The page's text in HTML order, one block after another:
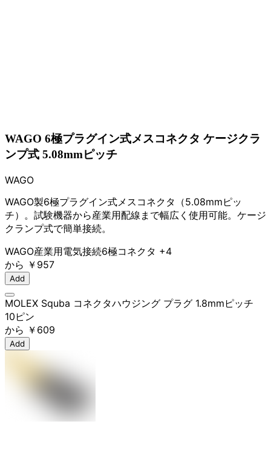
WAGO 6極プラグイン式メスコネクタ ケージクラ
ンプ式 5.08mmピッチ
WAGO
WAGO製6極プラグイン式メスコネクタ（5.08mmピッ
チ）。試験機器から産業用配線まで幅広く使用可能。ケージ
クランプ式で簡単接続。
WAGO産業用電気接続6極コネクタ +4
から ￥957
Add
MOLEX Squba コネクタハウジング プラグ 1.8mmピッチ
10ピン
から ￥609
Add